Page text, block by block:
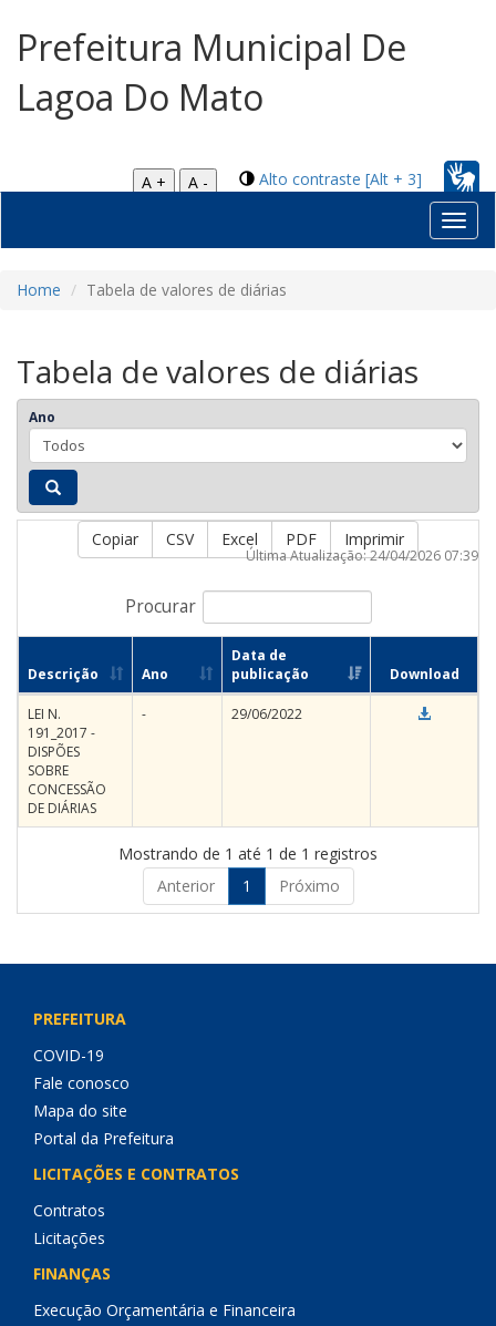
Prefeitura Municipal De
Lagoa Do Mato
Alto contraste [Alt + 3]
A +
A -
Home Tabela de valores de diárias
Tabela de valores de diárias
Ano
Copiar CSV Excel PDF Imprimir
Procurar
Última Atualização: 24/04/2026 07:39
Descrição Ano
Data de
publicação
Download
LEI N.
191_2017 -
DISPÕES
SOBRE
CONCESSÃO
DE DIÁRIAS
- 29/06/2022
Mostrando de 1 até 1 de 1 registros
Anterior
1 Próximo
PREFEITURA
COVID-19
Fale conosco
Mapa do site
Portal da Prefeitura
LICITAÇÕES E CONTRATOS
Contratos
Licitações
FINANÇAS
Execução Orçamentária e Financeira